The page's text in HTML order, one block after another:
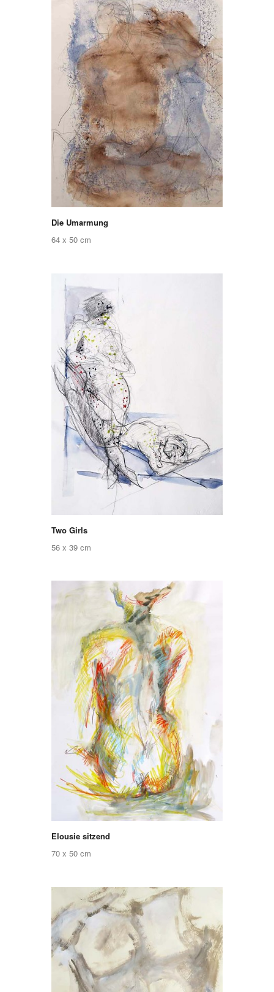
Die Umarmung
64 x 50 cm
Two Girls
56 x 39 cm
Elousie sitzend
70 x 50 cm